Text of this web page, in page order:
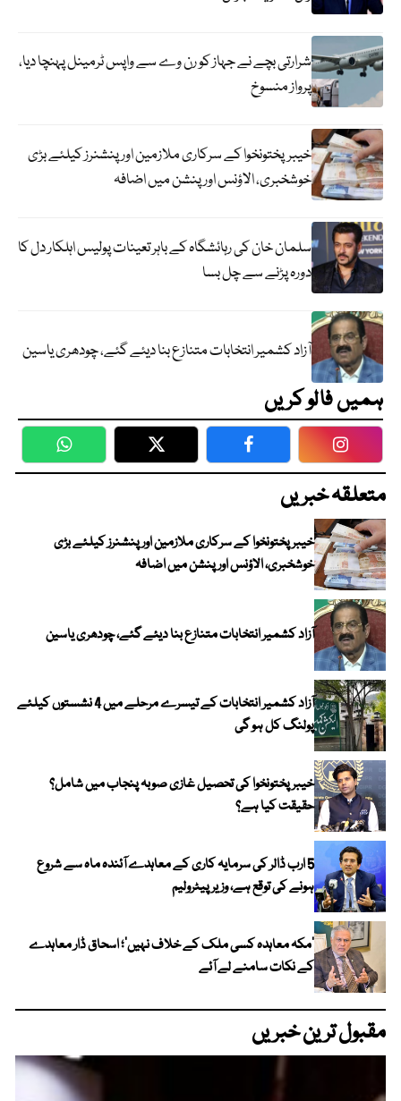
شرارتی بچے نے جہاز کو رن وے سے واپس ٹرمینل پہنچا دیا،
پرواز منسوخ
خیبرپختونخوا کے سرکاری ملازمین اور پنشنرز کیلئے بڑی
خوشخبری، الاؤنس اور پنشن میں اضافہ
سلمان خان کی رہائشگاہ کے باہر تعینات پولیس اہلکار دل کا
دورہ پڑنے سے چل بسا
آزاد کشمیر انتخابات متنازع بنا دیئے گئے، چودھری یاسین
ہمیں فالو کریں
WhatsApp Twitter Facebook
متعلقہ خبریں
خیبرپختونخوا کے سرکاری ملازمین اور پنشنرز کیلئے بڑی
خوشخبری، الاؤنس اور پنشن میں اضافہ
آزاد کشمیر انتخابات متنازع بنا دیئے گئے، چودھری یاسین
آزاد کشمیر انتخابات کے تیسرے مرحلے میں 4 نشستوں کیلئے
پولنگ کل ہو گی
خیبر پختونخوا کی تحصیل غازی صوبہ پنجاب میں شامل؟
حقیقت کیا ہے؟
5 ارب ڈالر کی سرمایہ کاری کے معاہدے آئندہ ماہ سے شروع
ہونے کی توقع ہے، وزیر پیٹرولیم
‘مکہ معاہدہ کسی ملک کے خلاف نہیں’؛ اسحاق ڈار معاہدے
کے نکات سامنے لے آئے
مقبول ترین خبریں